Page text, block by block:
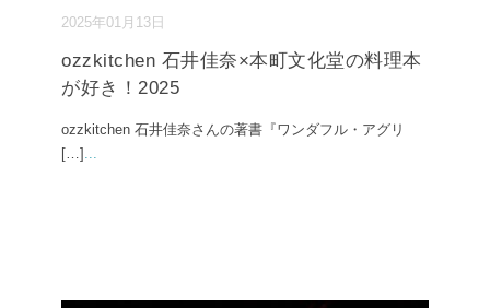
2025年01月13日
ozzkitchen 石井佳奈×本町文化堂の料理本
が好き！2025
ozzkitchen 石井佳奈さんの著書『ワンダフル・アグリ
[…] ...